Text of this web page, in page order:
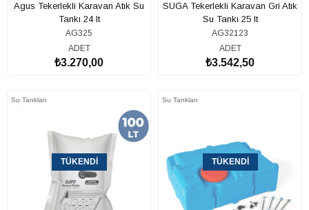
Agus Tekerlekli Karavan Atık Su
Tankı 24 lt
AG325
ADET
₺3.270,00
SUGA Tekerlekli Karavan Gri Atık
Su Tankı 25 lt
AG32123
ADET
₺3.542,50
Su Tankları
TÜKENDI
Su Tankları
TÜKENDI